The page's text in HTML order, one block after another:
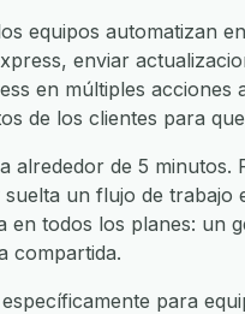
equipos automatizan
enviar
en múltiples
de los clientes para
alrededor de 5
un flujo de
en todos los planes: un
compartida.
para